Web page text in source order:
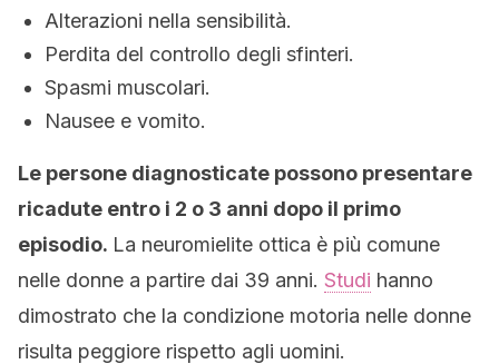
Alterazioni nella sensibilità.
Perdita del controllo degli sfinteri.
Spasmi muscolari.
Nausee e vomito.
Le persone diagnosticate possono presentare
ricadute entro i 2 o 3 anni dopo il primo
episodio. La neuromielite ottica è più comune
nelle donne a partire dai 39 anni. Studi hanno
dimostrato che la condizione motoria nelle donne
risulta peggiore rispetto agli uomini.